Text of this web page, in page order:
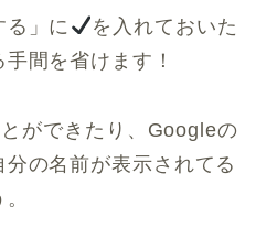
る」に
を入れておいた
間を省けます！
ができたり、Googleの
の名前が表示されてる